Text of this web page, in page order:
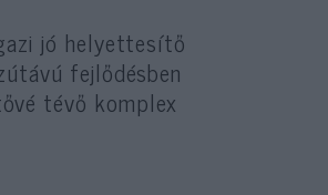
jó helyettesítő
fejlődésben
tévő komplex